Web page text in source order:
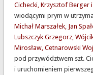
Cichecki, Krzysztof Berger
wiodącymi prym w
Michał Marszałek, Jan
Lubszczyk Grzegorz,
Mirosław, Cetnarowski
pod przywództwem szt.
i uruchomieniem